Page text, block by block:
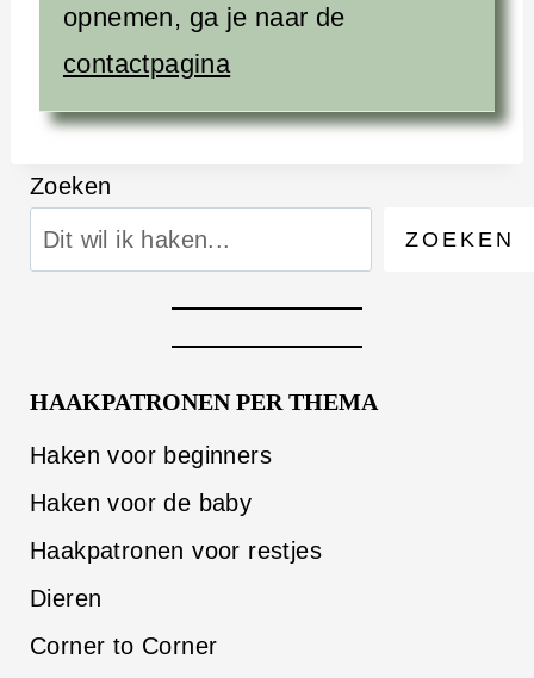
opnemen, ga je naar de
contactpagina
Zoeken
ZOEKEN
HAAKPATRONEN PER THEMA
Haken voor beginners
Haken voor de baby
Haakpatronen voor restjes
Dieren
Corner to Corner